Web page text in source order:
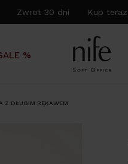
Zwrot 30 dni Kup teraz,
%
Z DŁUGIM RĘKAWEM